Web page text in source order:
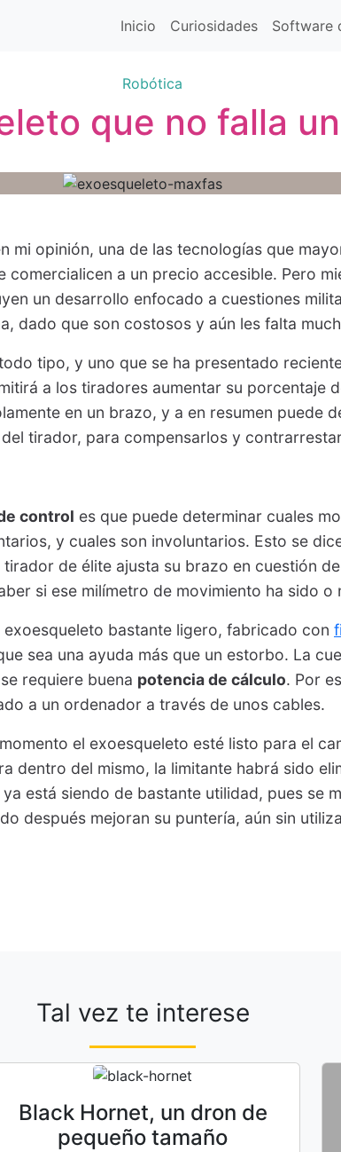
Inicio Curiosidades Software
Robótica
que no falla
mi opinión, una de las tecnologías que
comercialicen a un precio accesible. Pero
un desarrollo enfocado a cuestiones
dado que son costosos y aún les falta
tipo, y uno que se ha presentado
a los tiradores aumentar su porcentaje
en un brazo, y a en resumen puede
tirador, para compensarlos y
control es que puede determinar cuales
y cuales son involuntarios. Esto se
de élite ajusta su brazo en cuestión
si ese milímetro de movimiento ha sido o
exoesqueleto bastante ligero, fabricado con
sea una ayuda más que un estorbo. La
requiere buena potencia de cálculo. Por
a un ordenador a través de unos cables.
el exoesqueleto esté listo para el
dentro del mismo, la limitante habrá sido
está siendo de bastante utilidad, pues se
después mejoran su puntería, aún sin
Tal vez te interese
Black Hornet, un dron de
pequeño tamaño